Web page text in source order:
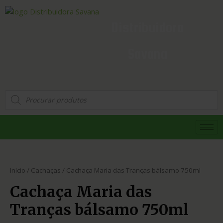
Início / Cachaças / Cachaça Maria das Tranças bálsamo 750ml
Cachaça Maria das
Tranças bálsamo 750ml